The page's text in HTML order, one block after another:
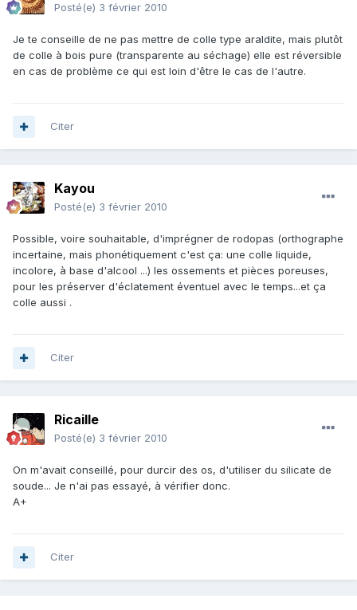
Posté(e) 3 février 2010
Je te conseille de ne pas mettre de colle type araldite, mais plutôt
de colle à bois pure (transparente au séchage) elle est réversible
en cas de problème ce qui est loin d'être le cas de l'autre.
Citer
Kayou
Posté(e) 3 février 2010
Possible, voire souhaitable, d'imprégner de rodopas (orthographe
incertaine, mais phonétiquement c'est ça: une colle liquide,
incolore, à base d'alcool ...) les ossements et pièces poreuses,
pour les préserver d'éclatement éventuel avec le temps...et ça
colle aussi .
Citer
Ricaille
Posté(e) 3 février 2010
On m'avait conseillé, pour durcir des os, d'utiliser du silicate de
soude... Je n'ai pas essayé, à vérifier donc.
A+
Citer